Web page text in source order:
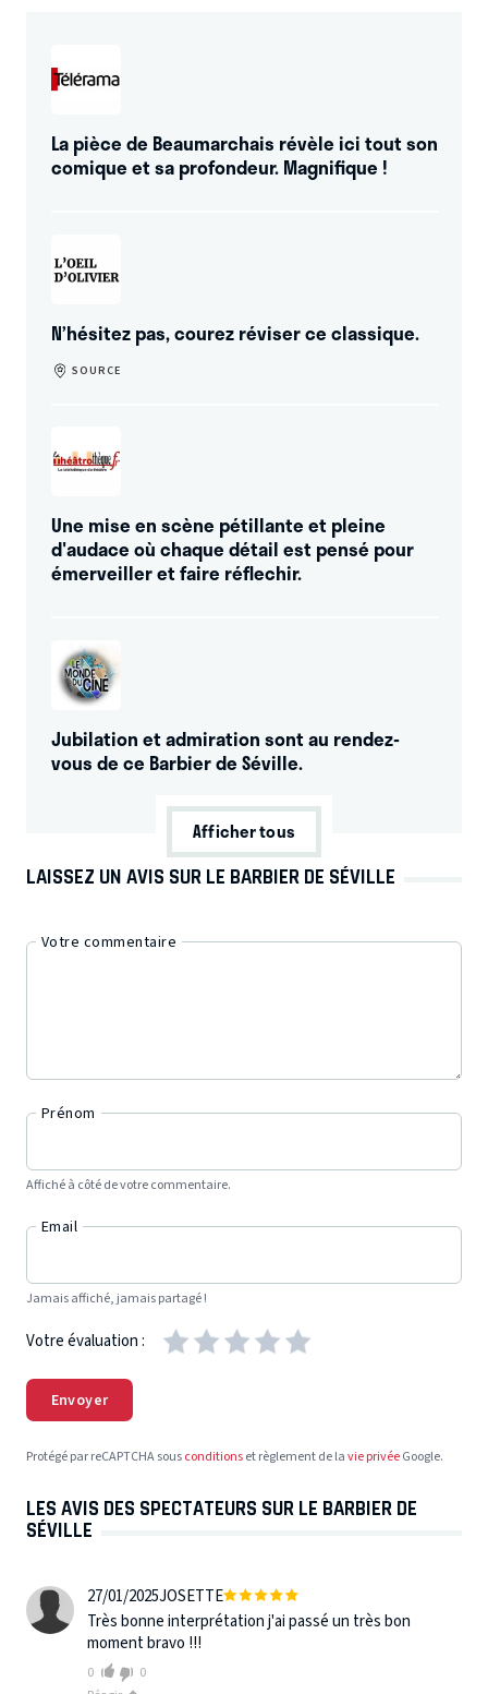
La pièce de Beaumarchais révèle ici tout son
comique et sa profondeur. Magnifique !
N’hésitez pas, courez réviser ce classique.
SOURCE
Une mise en scène pétillante et pleine
d'audace où chaque détail est pensé pour
émerveiller et faire réflechir.
Jubilation et admiration sont au rendez-
vous de ce Barbier de Séville.
Afficher tous
LAISSEZ UN AVIS SUR LE BARBIER DE SÉVILLE
Votre commentaire
Prénom
Affiché à côté de votre commentaire.
Email
Jamais affiché, jamais partagé !
Votre évaluation :
Envoyer
Protégé par reCAPTCHA sousconditionset règlement de lavie privéeGoogle.
LES AVIS DES SPECTATEURS SUR LE BARBIER DE
SÉVILLE
27/01/2025JOSETTE
Très bonne interprétation j'ai passé un très bon
moment bravo !!!
0
0